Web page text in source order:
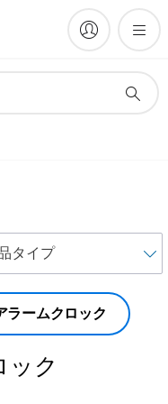
ラームクロック
ック